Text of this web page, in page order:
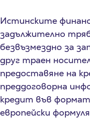
Истинските
задължително
безвъзмездно за
друг траен
предоставяне на
преддоговорна
кредит във
европейски